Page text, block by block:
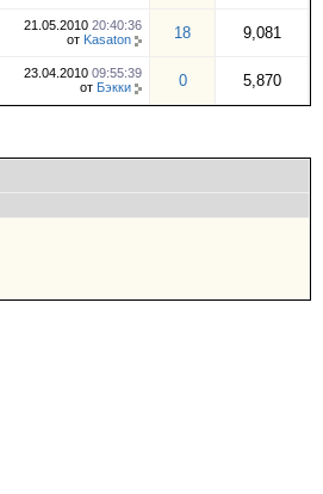
21.05.2010 20:40:36
от Kasaton 18 9,081
23.04.2010 09:55:39
от Бэкки 0 5,870